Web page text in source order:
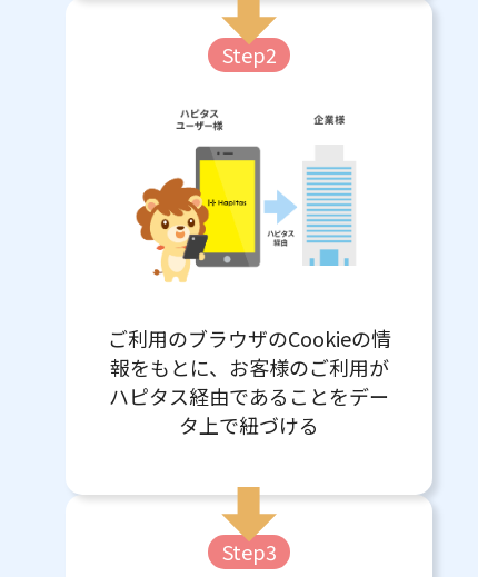
Step2
ご利用のブラウザのCookieの情
報をもとに、お客様のご利用が
ハピタス経由であることをデー
タ上で紐づける
Step3